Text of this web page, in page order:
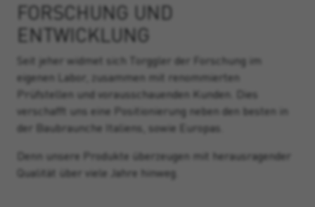
FORSCHUNG UND
ENTWICKLUNG
Seit jeher widmet sich Torggler der Forschung im
eigenen Labor, zusammen mit renommierten
Prüfstellen und vorausschauenden Kunden. Dies
verschafft uns eine Positionierung neben den besten in
der Baubraunche Italiens, sowie Europas.
Denn unsere Produkte überzeugen mit herausragender
Qualität über viele Jahre hinweg.